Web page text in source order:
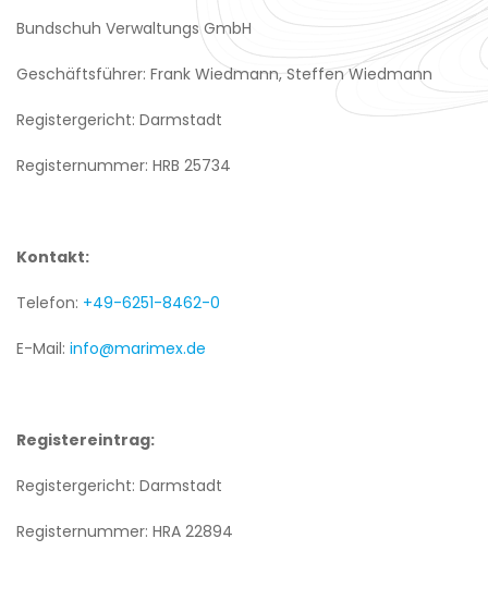
Bundschuh Verwaltungs GmbH
Geschäftsführer: Frank Wiedmann, Steffen Wiedmann
Registergericht: Darmstadt
Registernummer: HRB 25734
Kontakt:
Telefon: +49-6251-8462-0
E-Mail: info@marimex.de
Registereintrag:
Registergericht: Darmstadt
Registernummer: HRA 22894